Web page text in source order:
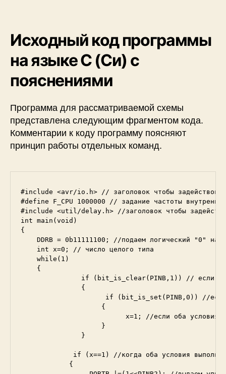
Исходный код программы
на языке C (Си) с
пояснениями
Программа для рассматриваемой схемы
представлена следующим фрагментом кода.
Комментарии к коду программу поясняют
принцип работы отдельных команд.
#include <avr/io.h> // заголовок чтобы
#define F_CPU 1000000 // задание частоты
#include <util/delay.h> //заголовок чтобы
int main(void)
{
DDRB = 0b11111100; //подаем логический "0" на
    int x=0; // число целого типа
    while(1)
    {
if (bit_is_clear(PINB,1)) // если
               {
if (bit_is_set(PINB,0)) //
                    {
x=1; //если оба условия
                    }
               }
if (x==1) //когда оба условия
            {